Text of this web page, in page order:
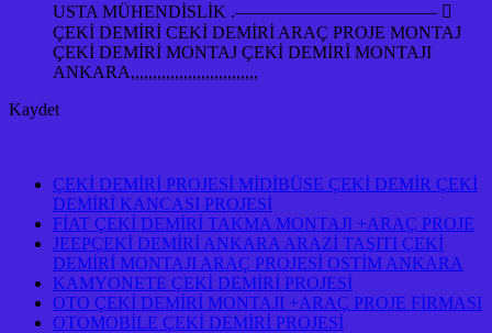
USTA MÜHENDİSLİK .———————————– 
ÇEKİ DEMİRİ CEKİ DEMİRİ ARAÇ PROJE MONTAJ
ÇEKİ DEMİRİ MONTAJ ÇEKİ DEMİRİ MONTAJI
ANKARA,,,,,,,,,,,,,,,,,,,,,,,,,,,,,
Kaydet
ÇEKİ DEMİRİ PROJESİ MİDİBÜSE ÇEKİ DEMİR ÇEKİ
DEMİRİ KANCASI PROJESİ
FİAT ÇEKİ DEMİRİ TAKMA MONTAJI +ARAÇ PROJE
JEEPÇEKİ DEMİRİ ANKARA ARAZİ TAŞITI ÇEKİ
DEMİRİ MONTAJI ARAÇ PROJESİ OSTİM ANKARA
KAMYONETE ÇEKİ DEMİRİ PROJESİ
OTO ÇEKİ DEMİRİ MONTAJI +ARAÇ PROJE FİRMASI
OTOMOBİLE ÇEKİ DEMİRİ PROJESİ